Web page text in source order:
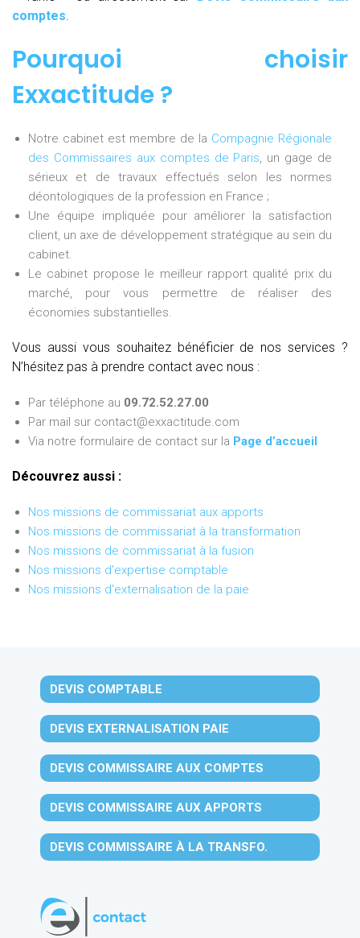
comptes.
Pourquoi choisir
Exxactitude ?
Notre cabinet est membre de la Compagnie Régionale
des Commissaires aux comptes de Paris, un gage de
sérieux et de travaux effectués selon les normes
déontologiques de la profession en France ;
Une équipe impliquée pour améliorer la satisfaction
client, un axe de développement stratégique au sein du
cabinet.
Le cabinet propose le meilleur rapport qualité prix du
marché, pour vous permettre de réaliser des
économies substantielles.
Vous aussi vous souhaitez bénéficier de nos services ?
N’hésitez pas à prendre contact avec nous :
Par téléphone au 09.72.52.27.00
Par mail sur contact@exxactitude.com
Via notre formulaire de contact sur la Page d’accueil
Découvrez aussi :
Nos missions de commissariat aux apports
Nos missions de commissariat à la transformation
Nos missions de commissariat à la fusion
Nos missions d'expertise comptable
Nos missions d'externalisation de la paie
DEVIS COMPTABLE
DEVIS EXTERNALISATION PAIE
DEVIS COMMISSAIRE AUX COMPTES
DEVIS COMMISSAIRE AUX APPORTS
DEVIS COMMISSAIRE À LA TRANSFO.